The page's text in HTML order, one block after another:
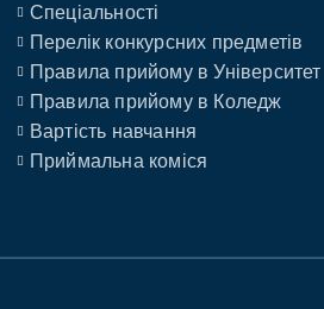
Спеціальності
Перелік конкурсних предметів
Правила прийому в Університет
Правила прийому в Коледж
Вартість навчання
Приймальна коміся